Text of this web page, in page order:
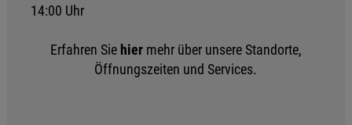
14:00 Uhr
Erfahren Sie hiermehr über unsere Standorte,
Öffnungszeiten und Services.